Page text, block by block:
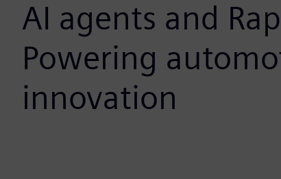
AI agents and
Powering
innovation